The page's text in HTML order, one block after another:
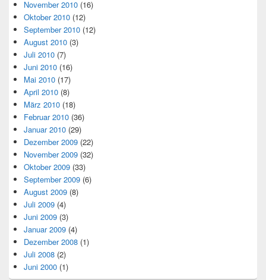
November 2010 (16)
Oktober 2010 (12)
September 2010 (12)
August 2010 (3)
Juli 2010 (7)
Juni 2010 (16)
Mai 2010 (17)
April 2010 (8)
März 2010 (18)
Februar 2010 (36)
Januar 2010 (29)
Dezember 2009 (22)
November 2009 (32)
Oktober 2009 (33)
September 2009 (6)
August 2009 (8)
Juli 2009 (4)
Juni 2009 (3)
Januar 2009 (4)
Dezember 2008 (1)
Juli 2008 (2)
Juni 2000 (1)